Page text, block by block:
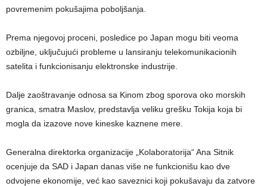
povremenim pokušajima poboljšanja.
Prema njegovoj proceni, posledice po Japan mogu biti veoma
ozbiljne, uključujući probleme u lansiranju telekomunikacionih
satelita i funkcionisanju elektronske industrije.
Dalje zaoštravanje odnosa sa Kinom zbog sporova oko morskih
granica, smatra Maslov, predstavlja veliku grešku Tokija koja bi
mogla da izazove nove kineske kaznene mere.
Generalna direktorka organizacije „Kolaboratorija“ Ana Sitnik
ocenjuje da SAD i Japan danas više ne funkcionišu kao dve
odvojene ekonomije, već kao saveznici koji pokušavaju da zatvore